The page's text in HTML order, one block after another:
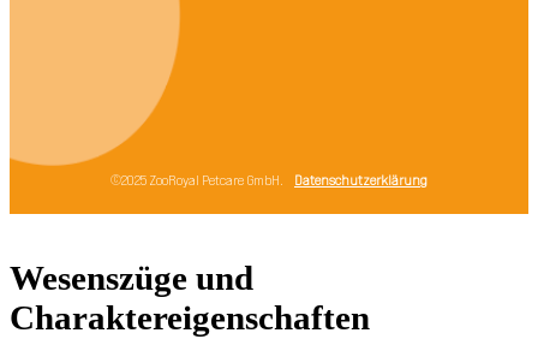
Wesenszüge und
Charaktereigenschaften